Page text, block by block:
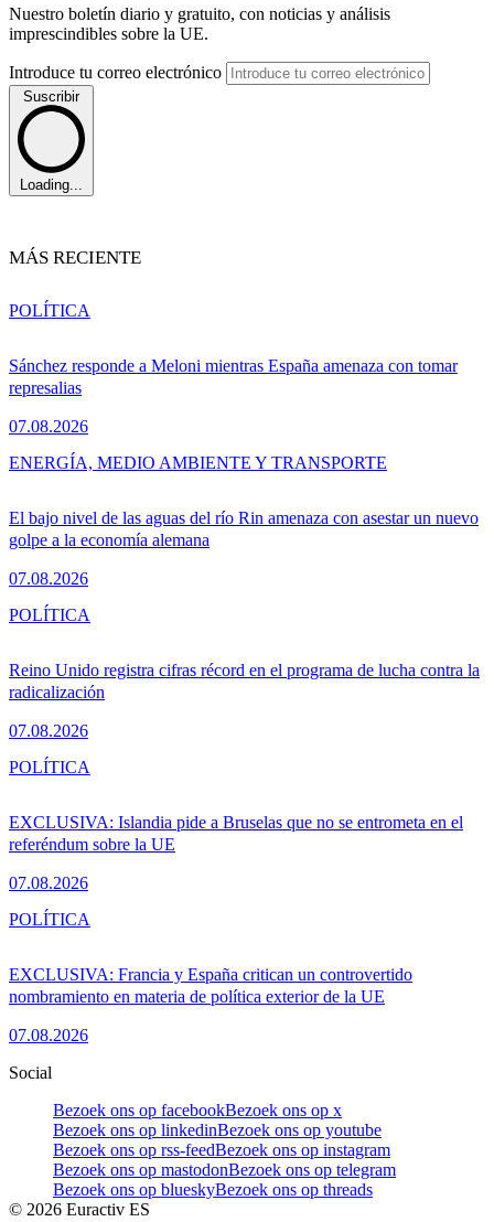
Nuestro boletín diario y gratuito, con noticias y análisis
imprescindibles sobre la UE.
Introduce tu correo electrónico
Suscribir
Loading...
MÁS RECIENTE
Sánchez responde a Meloni mientras España amenaza con tomar
represalias
07.08.2026
POLÍTICA
El bajo nivel de las aguas del río Rin amenaza con asestar un nuevo
golpe a la economía alemana
07.08.2026
ENERGÍA, MEDIO AMBIENTE Y TRANSPORTE
Reino Unido registra cifras récord en el programa de lucha contra la
radicalización
07.08.2026
POLÍTICA
EXCLUSIVA: Islandia pide a Bruselas que no se entrometa en el
referéndum sobre la UE
07.08.2026
POLÍTICA
EXCLUSIVA: Francia y España critican un controvertido
nombramiento en materia de política exterior de la UE
07.08.2026
POLÍTICA
Social
Bezoek ons op facebookBezoek ons op x
Bezoek ons op linkedinBezoek ons op youtube
Bezoek ons op rss-feedBezoek ons op instagram
Bezoek ons op mastodonBezoek ons op telegram
Bezoek ons op blueskyBezoek ons op threads
© 2026 Euractiv ES